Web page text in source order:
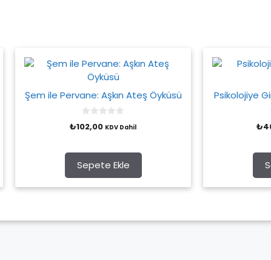
Şem ile Pervane: Aşkın Ateş Öyküsü
0
o
o
5
₺102,00 KDV Dahil
Sepete Ekle
Psikolojiye
₺